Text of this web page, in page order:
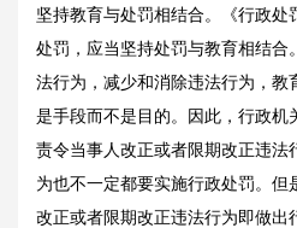
坚持教育与处罚相结合。《行政处
处罚，应当坚持处罚与教育相结合
法行为，减少和消除违法行为，教
是手段而不是目的。因此，行政机
责令当事人改正或者限期改正违法
为也不一定都要实施行政处罚。但
改正或者限期改正违法行为即做出